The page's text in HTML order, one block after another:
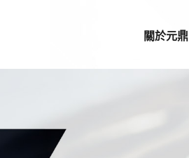
關於元鼎